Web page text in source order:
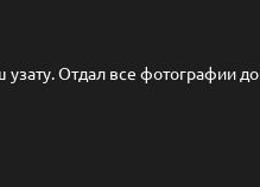
узату. Отдал все фотографии